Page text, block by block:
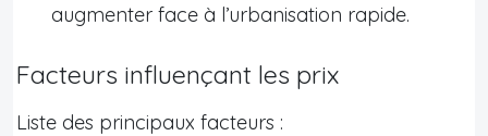
augmenter face à l’urbanisation rapide.
Facteurs influençant les prix
Liste des principaux facteurs :